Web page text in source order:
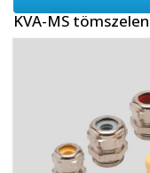
KVA-MS